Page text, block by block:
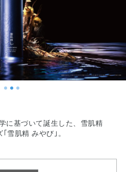
に基づいて誕生した、雪肌精
雪肌精 みやび｣。